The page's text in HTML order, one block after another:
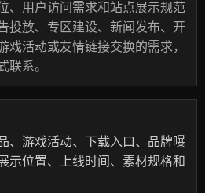
、用户访问需求和站点展示规范
投放、专区建设、新闻发布、开
戏活动或友情链接交换的需求，
联系。
、游戏活动、下载入口、品牌曝
示位置、上线时间、素材规格和